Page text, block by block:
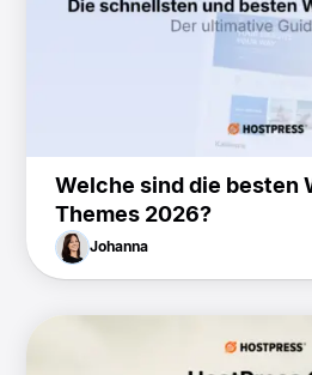
Welche sind die besten
Themes 2026?
Johanna